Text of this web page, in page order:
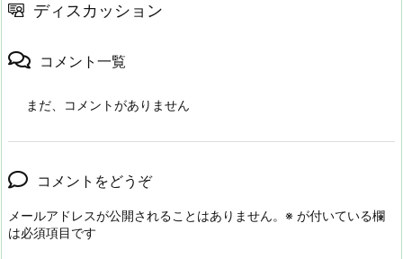
ディスカッション
コメント一覧
まだ、コメントがありません
コメントをどうぞ
メールアドレスが公開されることはありません。 ※ が付いている欄
は必須項目です